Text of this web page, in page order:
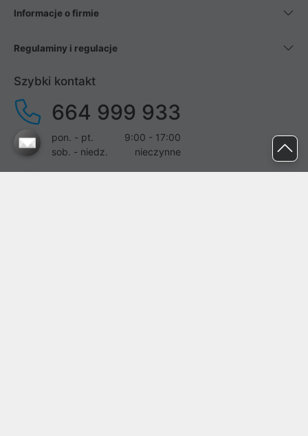
Informacje o firmie
Regulaminy i regulacje
Szybki kontakt
664 999 933
pon. - pt.
9:00 - 17:00
sob. - niedz.
nieczynne